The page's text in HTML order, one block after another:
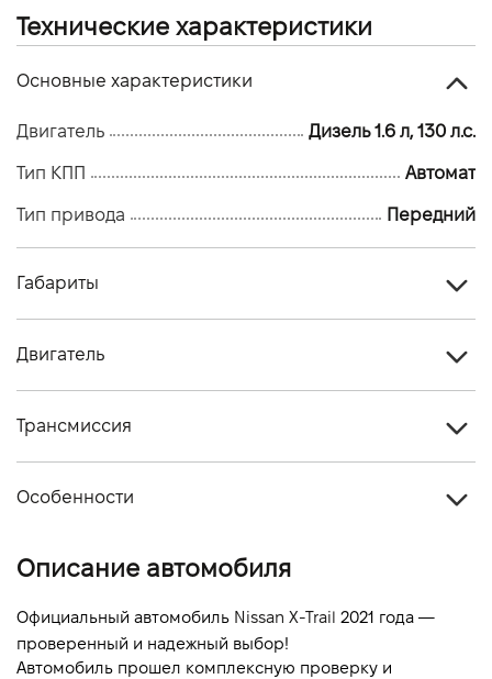
Технические характеристики
Основные характеристики
Двигатель Дизель 1.6 л, 130 л.с.
Тип КПП Автомат
Тип привода Передний
Габариты
Количество мест, шт
Двигатель
Мощность двигателя (л.с)
Динамика разгона 0-100 км/ч
Трансмиссия
Особенности
Описание автомобиля
Официальный автомобиль Nissan X-Trail 2021 года —
проверенный и надежный выбор!
Автомобиль прошел комплексную проверку и